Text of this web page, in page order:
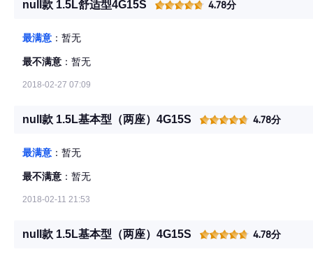
null款 1.5L舒适型4G15S 4.78分
最满意 ：暂无
最不满意 ：暂无
2018-02-27 07:09
null款 1.5L基本型（两座）4G15S 4.78分
最满意 ：暂无
最不满意 ：暂无
2018-02-11 21:53
null款 1.5L基本型（两座）4G15S 4.78分